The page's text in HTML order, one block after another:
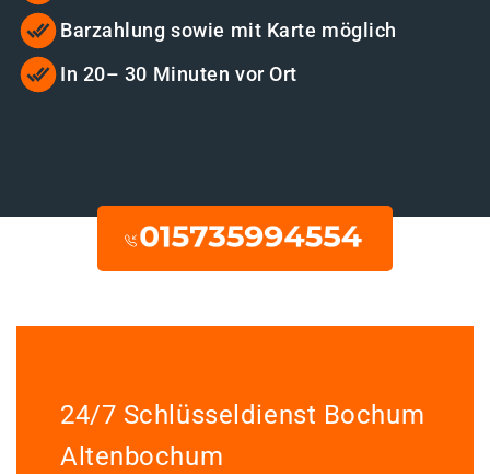
Barzahlung sowie mit Karte möglich
In 20– 30 Minuten vor Ort
24/7 Schlüsseldienst Bochum
Altenbochum